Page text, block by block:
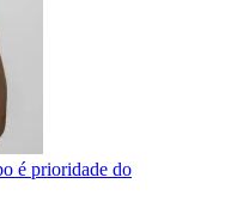
é prioridade do